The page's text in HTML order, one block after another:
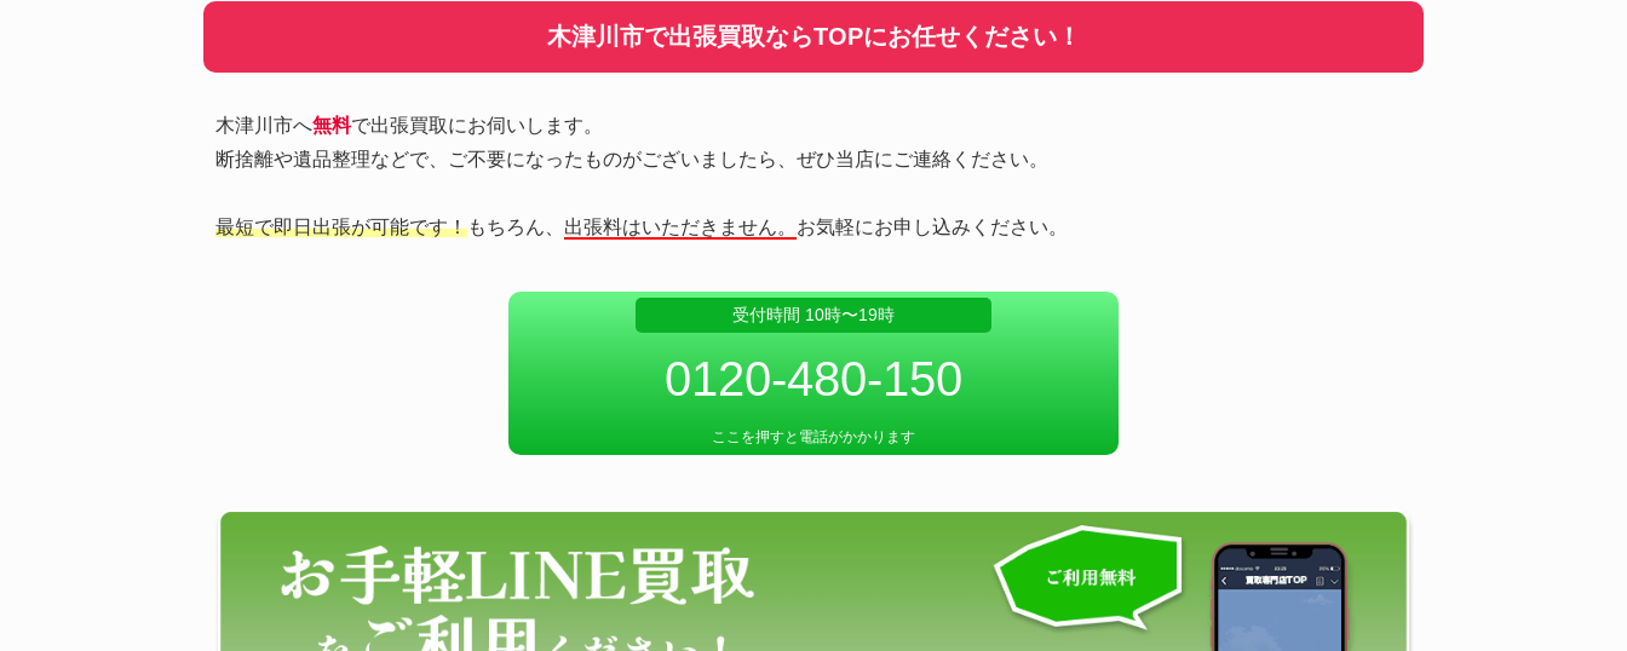
木津川市で出張買取ならTOPにお任せください！
木津川市へ無料で出張買取にお伺いします。
断捨離や遺品整理などで、ご不要になったものがございましたら、ぜひ当店にご連絡ください。
最短で即日出張が可能です！もちろん、 出張料はいただきません。 お気軽にお申し込みください。
受付時間 10時〜19時
0120-480-150
ここを押すと電話がかかります